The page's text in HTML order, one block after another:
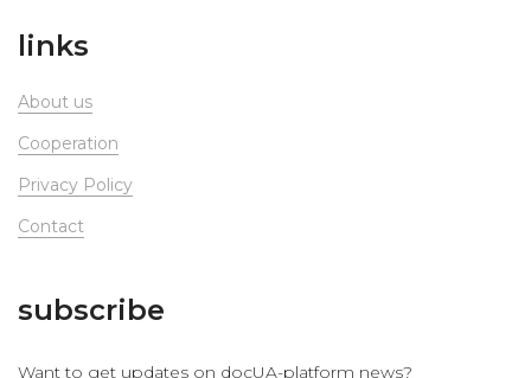
links
About us
Сooperation
Privacy Policy
Contact
subscribe
Want to get updates on docUA-platform news?